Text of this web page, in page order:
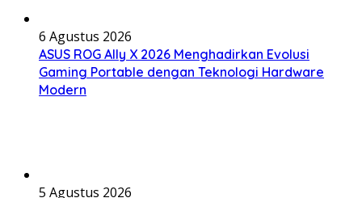
6 Agustus 2026
ASUS ROG Ally X 2026 Menghadirkan Evolusi
Gaming Portable dengan Teknologi Hardware
Modern
5 Agustus 2026